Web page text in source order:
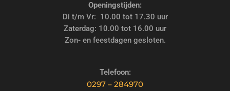
Openingstijden:
Di t/m Vr: 10.00 tot 17.30 uur
Zaterdag: 10.00 tot 16.00 uur
Zon- en feestdagen gesloten.
Telefoon:
0297 – 284970